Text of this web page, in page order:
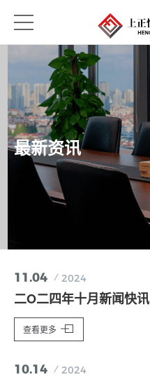
最新资讯
11.04 2024
二O二四年十月新闻快讯
查看更多
10.14 2024